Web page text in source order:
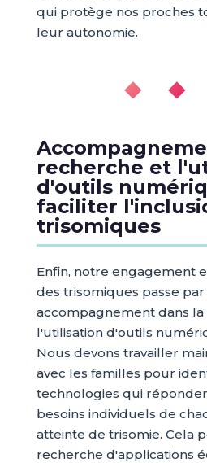
qui protège nos proches
leur autonomie.
◆ ◆
recherche et
d'outils
faciliter
trisomiques
Enfin, notre engagement
des trisomiques passe
accompagnement dans
l'utilisation d'outils
Nous devons travailler
avec les familles pour
technologies qui
besoins individuels de
atteinte de trisomie. Cela
recherche d'applications